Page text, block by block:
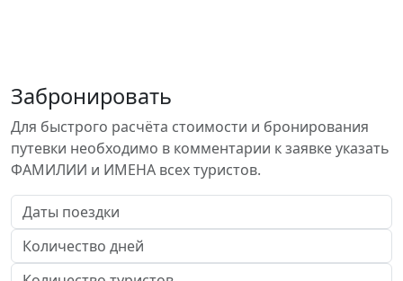
Забронировать
Для быстрого расчёта стоимости и бронирования
путевки необходимо в комментарии к заявке указать
ФАМИЛИИ и ИМЕНА всех туристов.